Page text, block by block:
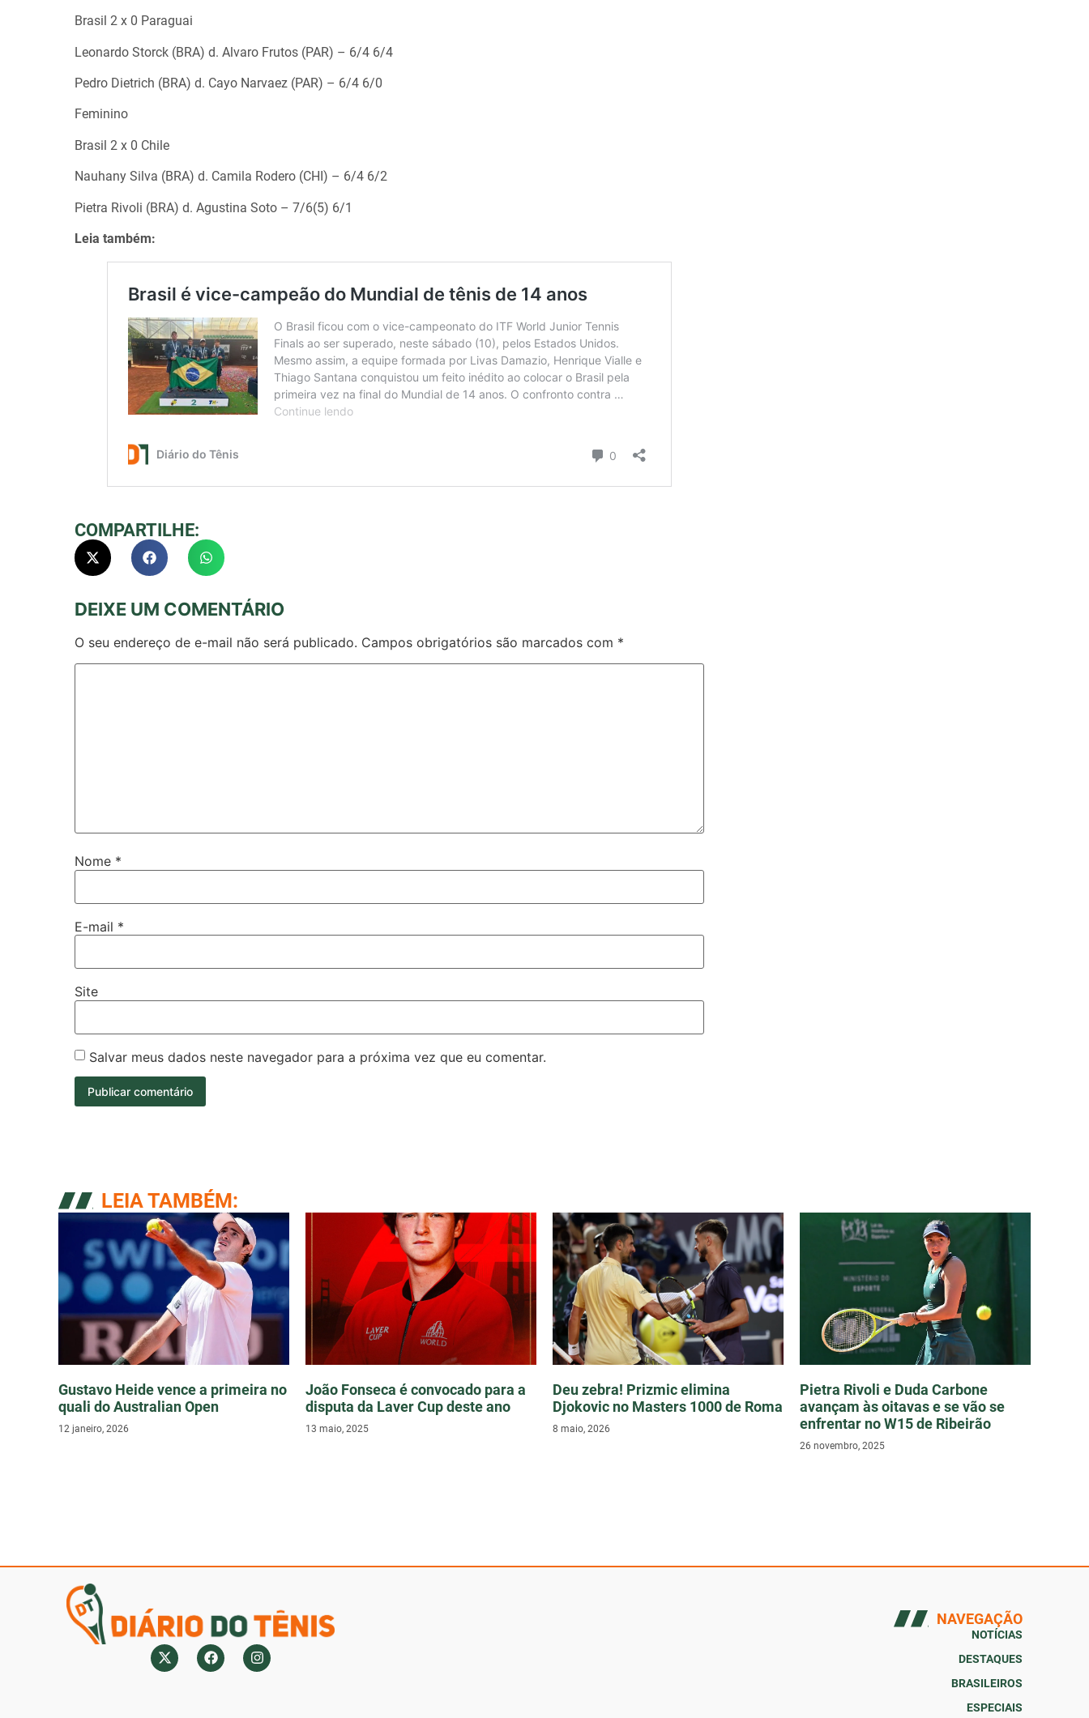
Brasil 2 x 0 Paraguai
Leonardo Storck (BRA) d. Alvaro Frutos (PAR) – 6/4 6/4
Pedro Dietrich (BRA) d. Cayo Narvaez (PAR) – 6/4 6/0
Feminino
Brasil 2 x 0 Chile
Nauhany Silva (BRA) d. Camila Rodero (CHI) – 6/4 6/2
Pietra Rivoli (BRA) d. Agustina Soto – 7/6(5) 6/1
Leia também:
COMPARTILHE:
DEIXE UM COMENTÁRIO
O seu endereço de e-mail não será publicado. Campos obrigatórios são marcados com *
Nome *
E-mail *
Site
Salvar meus dados neste navegador para a próxima vez que eu comentar.
LEIA TAMBÉM:
Gustavo Heide vence a primeira no
quali do Australian Open
12 janeiro, 2026
João Fonseca é convocado para a
disputa da Laver Cup deste ano
13 maio, 2025
Deu zebra! Prizmic elimina
Djokovic no Masters 1000 de Roma
8 maio, 2026
Pietra Rivoli e Duda Carbone
avançam às oitavas e se vão se
enfrentar no W15 de Ribeirão
26 novembro, 2025
NAVEGAÇÃO
NOTÍCIAS
DESTAQUES
BRASILEIROS
ESPECIAIS